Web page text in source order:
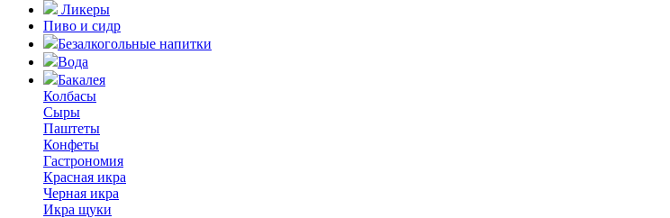
Ликеры
Пиво и сидр
Безалкогольные напитки
Вода
Бакалея
Колбасы
Сыры
Паштеты
Конфеты
Гастрономия
Красная икра
Черная икра
Икра щуки